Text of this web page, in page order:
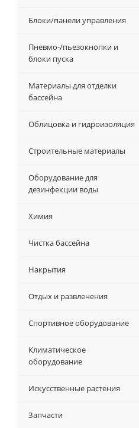
Блоки/панели управления
Пневмо-/пьезокнопки и
блоки пуска
Материалы для отделки
бассейна
Облицовка и гидроизоляция
Строительные материалы
Оборудование для
дезинфекции воды
Химия
Чистка бассейна
Накрытия
Отдых и развлечения
Спортивное оборудование
Климатическое
оборудование
Искусственные растения
Запчасти